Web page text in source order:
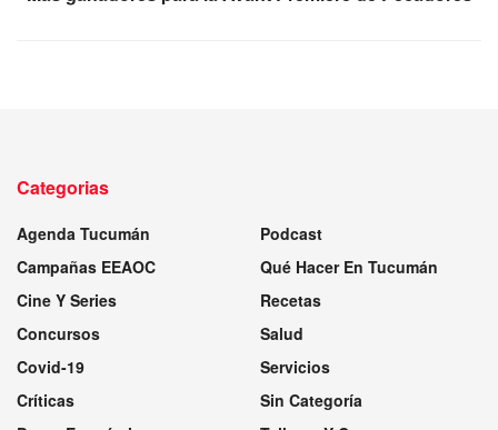
Categorias
Agenda Tucumán
Campañas EEAOC
Cine Y Series
Concursos
Covid-19
Críticas
Podcast
Qué Hacer En Tucumán
Recetas
Salud
Servicios
Sin Categoría